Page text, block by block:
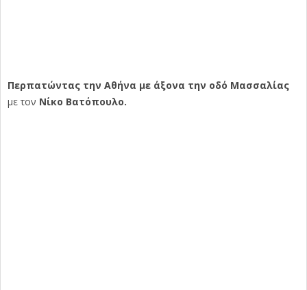
Περπατώντας την Αθήνα με άξονα την οδό Μασσαλίας
με τον Νίκο Βατόπουλο.